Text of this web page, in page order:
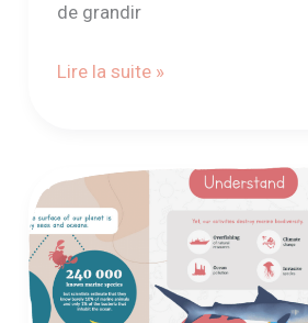
de grandir
Lire la suite »
Comment
bien
utiliser
les
posters